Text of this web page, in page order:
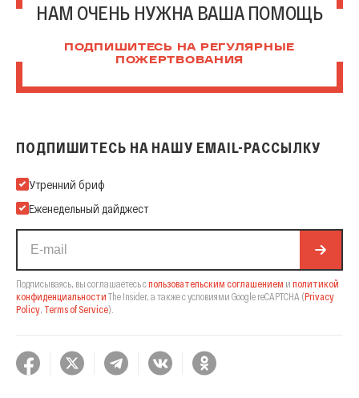
НАМ ОЧЕНЬ НУЖНА ВАША ПОМОЩЬ
ПОДПИШИТЕСЬ НА РЕГУЛЯРНЫЕ
ПОЖЕРТВОВАНИЯ
ПОДПИШИТЕСЬ НА НАШУ EMAIL-РАССЫЛКУ
Подпишитесь на нашу Email-рассылку
Утренний бриф
Еженедельный дайджест
Подписываясь, вы соглашаетесь спользовательским соглашением и политикой
конфиденциальности The Insider, а также с условиями Google reCAPTCHA (Privacy
Policy, Terms of Service).